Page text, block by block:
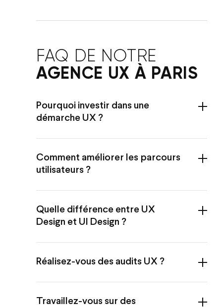
FAQ DE NOTRE
AGENCE UX À PARIS
Pourquoi investir dans une
démarche UX ?
Comment améliorer les parcours
utilisateurs ?
Quelle différence entre UX
Design et UI Design ?
Réalisez-vous des audits UX ?
Travaillez-vous sur des